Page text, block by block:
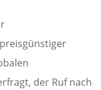
der Ruf nach